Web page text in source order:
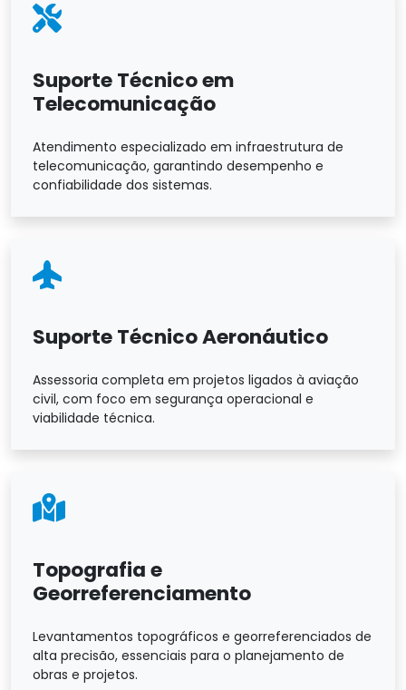
Suporte Técnico em
Telecomunicação
Atendimento especializado em infraestrutura de
telecomunicação, garantindo desempenho e
confiabilidade dos sistemas.
Suporte Técnico Aeronáutico
Assessoria completa em projetos ligados à aviação
civil, com foco em segurança operacional e
viabilidade técnica.
Topografia e
Georreferenciamento
Levantamentos topográficos e georreferenciados de
alta precisão, essenciais para o planejamento de
obras e projetos.